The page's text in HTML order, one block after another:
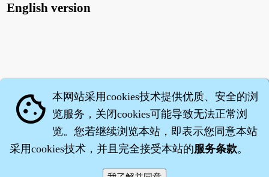
English version
cookie 本网站采用cookies技术提供优质、安全的浏
览服务，关闭cookies可能导致无法正常浏
览。您若继续浏览本站，即表示您同意本站
采用cookies技术，并且完全接受本站的服务条款。